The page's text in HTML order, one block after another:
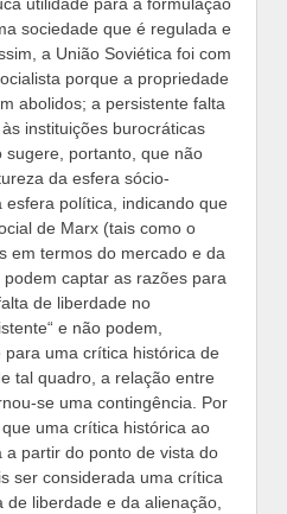
sociedade que é regulada e
a União Soviética foi com
porque a propriedade
abolidos; a persistente falta
instituições burocráticas
sugere, portanto, que não
da esfera sócio-
política, indicando que
de Marx (tais como o
em termos do mercado e da
captar as razões para
de liberdade no
e não podem,
uma crítica histórica de
tal quadro, a relação entre
se uma contingência. Por
uma crítica histórica ao
a partir do ponto de vista do
ser considerada uma crítica
liberdade e da alienação,